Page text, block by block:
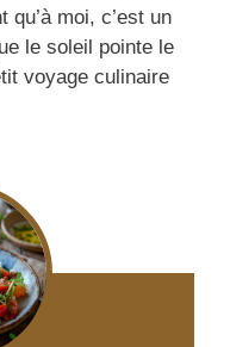
moi, c’est un
le soleil pointe le
voyage culinaire